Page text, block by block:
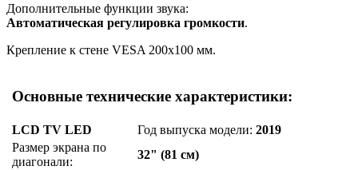
Дополнительные функции звука:
Автоматическая регулировка громкости.
Крепление к стене VESA 200x100 мм.
Основные технические характеристики:
LCD TV LED Год выпуска модели:2019
Размер экрана по
диагонали:
32" (81 см)